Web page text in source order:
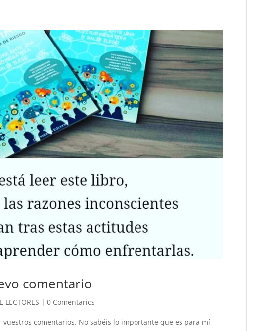
comentario
LECTORES | 0 Comentarios
vuestros comentarios. No sabéis lo importante que es para mí